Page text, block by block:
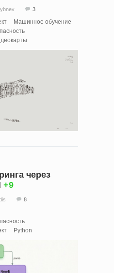
3
Машинное обучение
через
+9
8
Python